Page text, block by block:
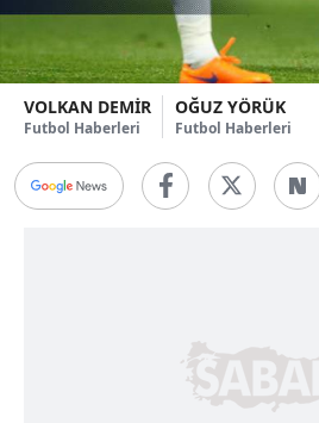
VOLKAN DEMİR
Futbol Haberleri
OĞUZ YÖRÜK
Futbol Haberleri